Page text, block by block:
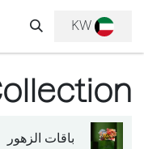
KW
باقات الزهور